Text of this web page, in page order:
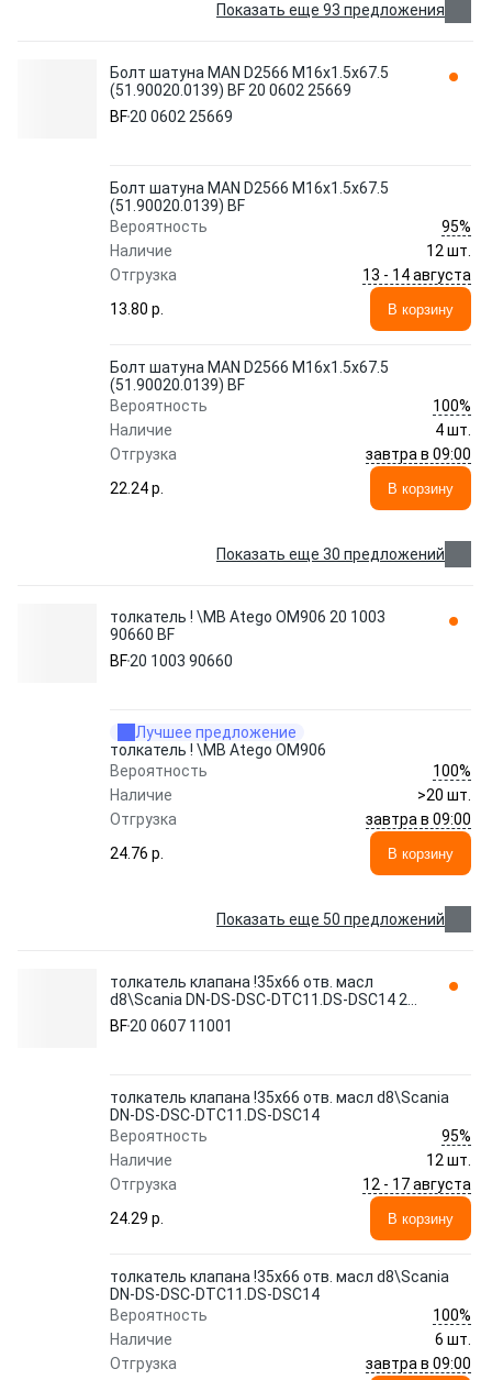
Показать еще 93 предложения
Болт шатуна MAN D2566 М16х1.5х67.5
(51.90020.0139) BF 20 0602 25669
BF20 0602 25669
Болт шатуна MAN D2566 М16х1.5х67.5
(51.90020.0139) BF
Вероятность
95%
Наличие
12 шт.
Отгрузка
13 - 14 августа
13.80 p.
В корзину
Болт шатуна MAN D2566 М16х1.5х67.5
(51.90020.0139) BF
Вероятность
100%
Наличие
4 шт.
Отгрузка
завтра в 09:00
22.24 p.
В корзину
Показать еще 30 предложений
толкатель ! \MB Atego OM906 20 1003
90660 BF
BF20 1003 90660
Лучшее предложение
толкатель ! \MB Atego OM906
Вероятность
100%
Наличие
>20 шт.
Отгрузка
завтра в 09:00
24.76 p.
В корзину
Показать еще 50 предложений
толкатель клапана !35x66 отв. масл
d8\Scania DN-DS-DSC-DTC11.DS-DSC14 20
0607 11001 BF
BF20 0607 11001
толкатель клапана !35x66 отв. масл d8\Scania
DN-DS-DSC-DTC11.DS-DSC14
Вероятность
95%
Наличие
12 шт.
Отгрузка
12 - 17 августа
24.29 p.
В корзину
толкатель клапана !35x66 отв. масл d8\Scania
DN-DS-DSC-DTC11.DS-DSC14
Вероятность
100%
Наличие
6 шт.
Отгрузка
завтра в 09:00